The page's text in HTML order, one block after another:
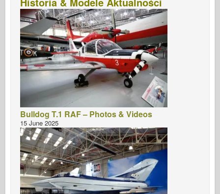
Bulldog T.1 RAF – Photos & Videos
15 June 2025